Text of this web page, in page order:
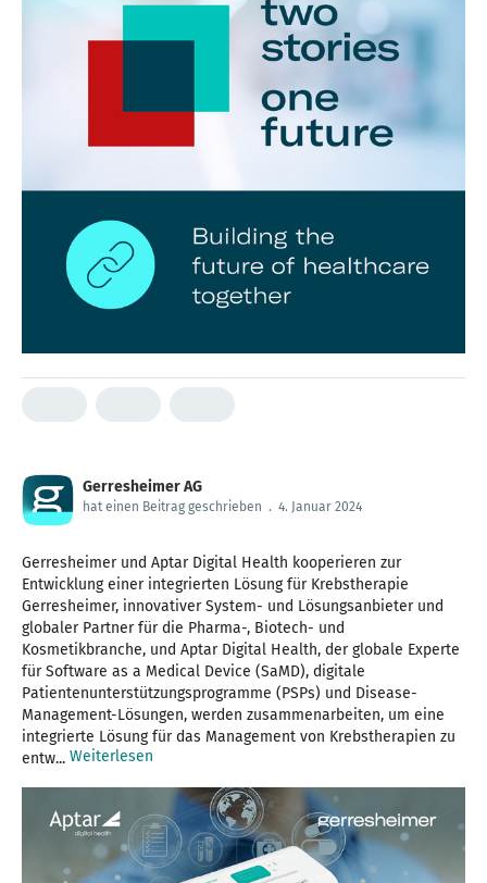
Gerresheimer AG
hat einen Beitrag geschrieben . 4. Januar 2024
Gerresheimer und Aptar Digital Health kooperieren zur
Entwicklung einer integrierten Lösung für Krebstherapie
Gerresheimer, innovativer System- und Lösungsanbieter und
globaler Partner für die Pharma-, Biotech- und
Kosmetikbranche, und Aptar Digital Health, der globale Experte
für Software as a Medical Device (SaMD), digitale
Patientenunterstützungsprogramme (PSPs) und Disease-
Management-Lösungen, werden zusammenarbeiten, um eine
integrierte Lösung für das Management von Krebstherapien zu
entw... Weiterlesen